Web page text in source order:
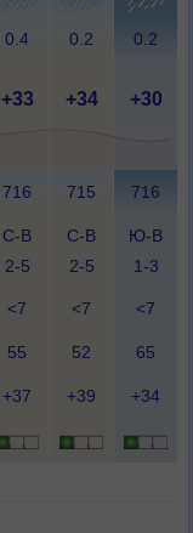
0.4 0.2 0.2
+33 +34 +30
716 715 716
С-В
2-5
С-В
2-5
Ю-В
1-3
<7 <7 <7
55 52 65
+37 +39 +34